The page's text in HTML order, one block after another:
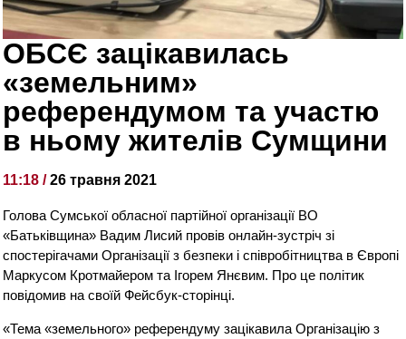
ОБСЄ зацікавилась
«земельним»
референдумом та участю
в ньому жителів Сумщини
11:18 /26 травня 2021
Голова Сумської обласної партійної організації ВО
«Батьківщина» Вадим Лисий провів онлайн-зустріч зі
спостерігачами Організації з безпеки і співробітництва в Європі
Маркусом Кротмайером та Ігорем Янєвим. Про це політик
повідомив на своїй Фейсбук-сторінці.
«Тема «земельного» референдуму зацікавила Організацію з